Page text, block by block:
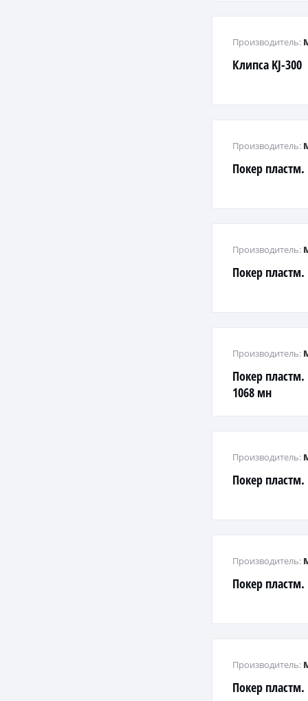
Клипса KJ-300
Производитель:
Покер
Производитель:
Покер
Производитель:
Покер
1068 мн
Производитель:
Покер
Производитель:
Покер
Производитель:
Покер
Производитель: